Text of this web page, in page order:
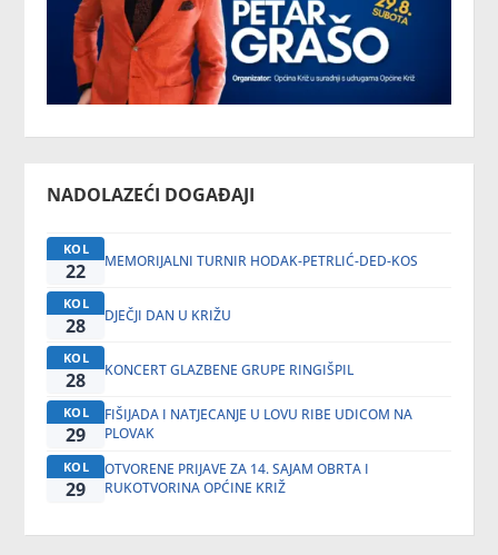
NADOLAZEĆI DOGAĐAJI
KOL
22 MEMORIJALNI TURNIR HODAK-PETRLIĆ-DED-KOS
KOL
28 DJEČJI DAN U KRIŽU
KOL
28 KONCERT GLAZBENE GRUPE RINGIŠPIL
KOL
29
FIŠIJADA I NATJECANJE U LOVU RIBE UDICOM NA
PLOVAK
KOL
29
OTVORENE PRIJAVE ZA 14. SAJAM OBRTA I
RUKOTVORINA OPĆINE KRIŽ